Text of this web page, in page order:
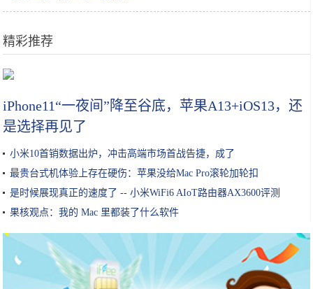
精彩推荐
iPhone11“一夜间”降至谷底，苹果A13+iOS13，还
是选择再见了
小米10首销数据出炉，冲击高端市场首战告捷，成了
最贵台式机体验上存在硬伤：苹果没给Mac Pro滚轮加轮扣
是时候展现真正的速度了 -- 小米WiFi6 AIoT路由器AX3600评测
果核观点：我的 Mac 里都装了什么软件